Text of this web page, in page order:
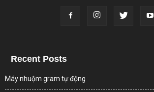
Recent Posts
Máy nhuộm gram tự động